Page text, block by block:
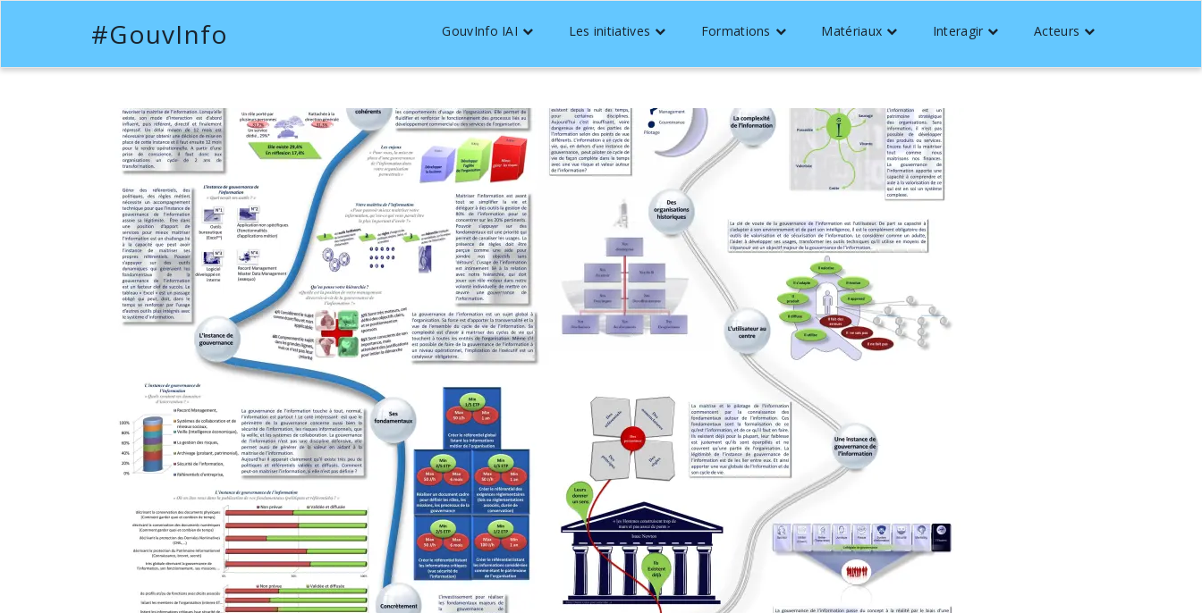
#GouvInfo GouvInfo IAI Les initiatives Formations Matériaux Interagir Acteurs